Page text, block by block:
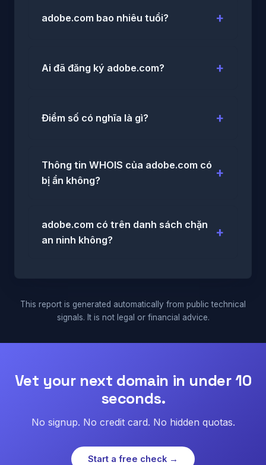
adobe.com bao nhiêu tuổi?
Ai đã đăng ký adobe.com?
Điểm số có nghĩa là gì?
Thông tin WHOIS của adobe.com có
bị ẩn không?
adobe.com có trên danh sách chặn
an ninh không?
This report is generated automatically from public technical
signals. It is not legal or financial advice.
Vet your next domain in under 10
seconds.
No signup. No credit card. No hidden quotas.
Start a free check →